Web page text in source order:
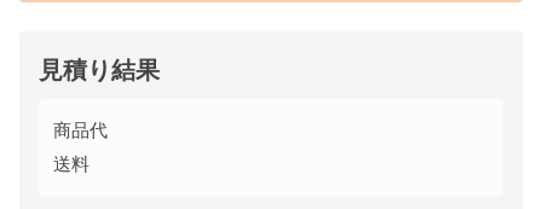
見積り結果
商品代
送料